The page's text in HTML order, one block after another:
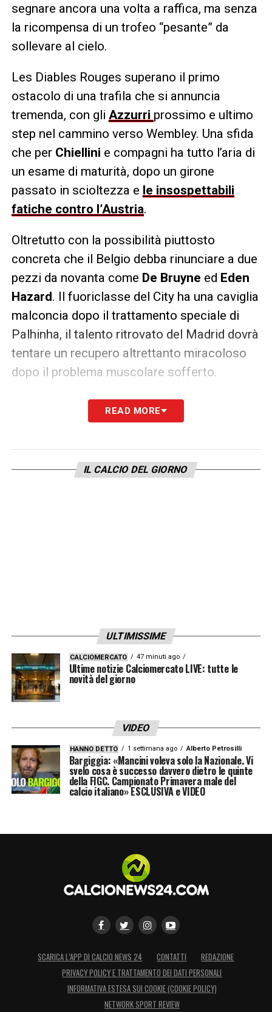
segnare ancora una volta a raffica, ma senza
la ricompensa di un trofeo “pesante” da
sollevare al cielo.
Les Diables Rouges superano il primo
ostacolo di una trafila che si annuncia
tremenda, con gli Azzurri prossimo e ultimo
step nel cammino verso Wembley. Una sfida
che per Chiellini e compagni ha tutto l’aria di
un esame di maturità, dopo un girone
passato in scioltezza e le insospettabili
fatiche contro l’Austria.
Oltretutto con la possibilità piuttosto
concreta che il Belgio debba rinunciare a due
pezzi da novanta come De Bruyne ed Eden
Hazard. Il fuoriclasse del City ha una caviglia
malconcia dopo il trattamento speciale di
Palhinha, il talento ritrovato del Madrid dovrà
tentare un recupero altrettanto miracoloso
dopo il problema muscolare sofferto.
Se il successo di Lukaku e soci non può
essere considerato una sorpresa, la caduta
preventivabile. Ma in un certo senso,
editorialedi un paio di giorni fa vi
LA PLAYLIST DELLE NOSTRE TOP NEWS
READ MORE
IL CALCIO DEL GIORNO
ULTIMISSIME
CALCIOMERCATO 47 minuti ago
Ultime notizie Calciomercato LIVE: tutte le
novità del giorno
VIDEO
HANNO DETTO 1 settimana ago Alberto Petrosilli
Bargiggia: «Mancini voleva solo la Nazionale. Vi
svelo cosa è successo davvero dietro le quinte
della FIGC. Campionato Primavera male del
calcio italiano» ESCLUSIVA e VIDEO
SCARICA L’APP DI CALCIO NEWS 24 CONTATTI
REDAZIONE
PRIVACY POLICY E TRATTAMENTO DEI DATI PERSONALI
INFORMATIVA ESTESA SUI COOKIE (COOKIE POLICY)
NETWORK SPORT REVIEW